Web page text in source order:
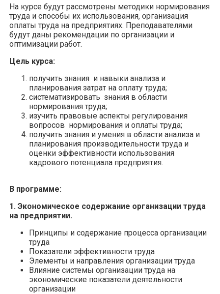
На курсе будут рассмотрены методики нормирования
труда и способы их использования, организация
оплаты труда на предприятиях. Преподавателями
будут даны рекомендации по организации и
оптимизации работ.
Цель курса:
получить знания и навыки анализа и
планирования затрат на оплату труда;
систематизировать знания в области
нормирования труда;
изучить правовые аспекты регулирования
вопросов нормирования и оплаты труда;
получить знания и умения в области анализа и
планирования производительности труда и
оценки эффективности использования
кадрового потенциала предприятия.
В программе:
1. Экономическое содержание организации труда
на предприятии.
Принципы и содержание процесса организации
труда
Показатели эффективности труда
Элементы и направления организации труда
Влияние системы организации труда на
экономические показатели деятельности
организации